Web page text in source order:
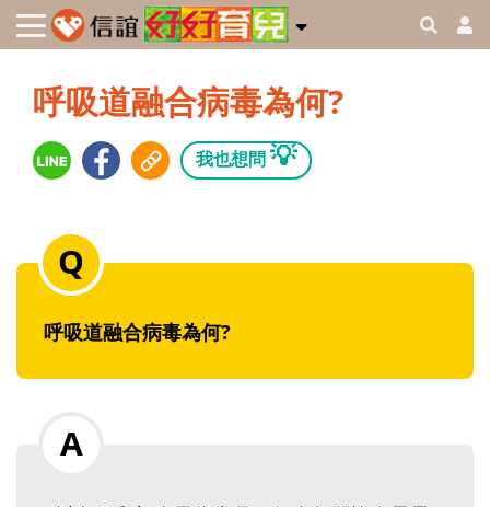
呼吸道融合病毒為何?
我也想問 💡
呼吸道融合病毒為何?